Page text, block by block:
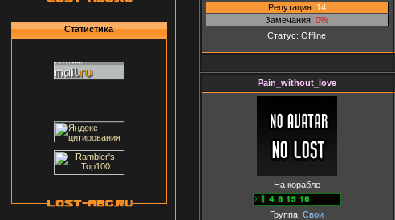
Статистика
Репутация: 14
Замечания: 0%
Статус: Offline
Pain_without_love
На корабле
Группа: Свои